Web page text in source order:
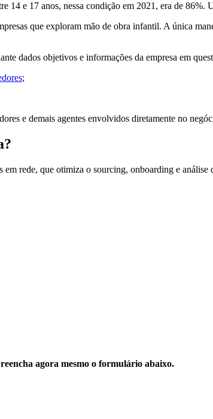
14 e 17 anos, nessa condição em 2021, era de
que exploram mão de obra infantil. A única
dados objetivos e informações da empresa em
;
e demais agentes envolvidos diretamente no
rede, que otimiza o sourcing, onboarding e
agora mesmo o formulário abaixo.